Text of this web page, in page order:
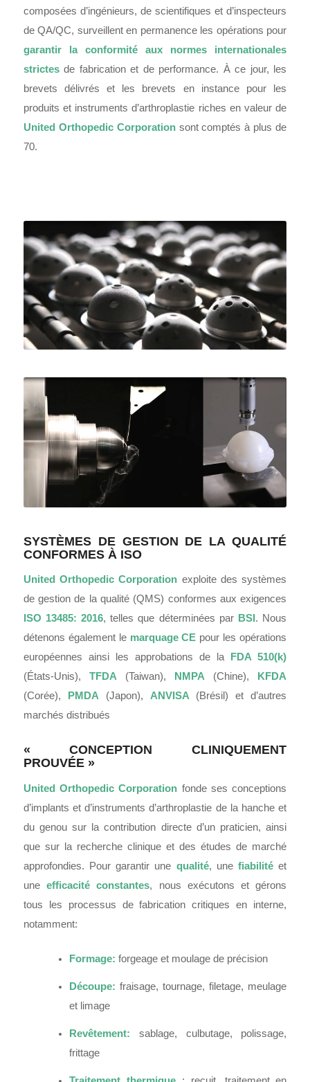
composées d’ingénieurs, de scientifiques et d’inspecteurs
de QA/QC, surveillent en permanence les opérations pour
garantir la conformité aux normes internationales
strictesde fabrication et de performance. À ce jour, les
brevets délivrés et les brevets en instance pour les
produits et instruments d’arthroplastie riches en valeur de
United Orthopedic Corporationsont comptés à plus de
70.
SYSTÈMES DE GESTION DE LA QUALITÉ
CONFORMES À ISO
United Orthopedic Corporation exploite des systèmes
de gestion de la qualité (QMS) conformes aux exigences
ISO 13485: 2016, telles que déterminées par BSI . Nous
détenons également le marquage CE pour les opérations
européennes ainsi les approbations de la
FDA 510(k)
(États-Unis), TFDA (Taiwan), NMPA (Chine),
KFDA
(Corée),
PMDA (Japon), ANVISA (Brésil) et d’autres
marchés distribués
« CONCEPTION CLINIQUEMENT
PROUVÉE »
United Orthopedic Corporation fonde ses conceptions
d’implants et d’instruments d’arthroplastie de la hanche et
du genou sur la contribution directe d’un praticien, ainsi
que sur la recherche clinique et des études de marché
approfondies. Pour garantir une qualité, unefiabilité et
une efficacité constantes, nous exécutons et gérons
tous les processus de fabrication critiques en interne,
notamment:
Formage: forgeage et moulage de précision
Découpe:fraisage, tournage, filetage, meulage
et limage
Revêtement: sablage, culbutage, polissage,
frittage